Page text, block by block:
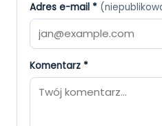
Adres e-mail *
Komentarz *